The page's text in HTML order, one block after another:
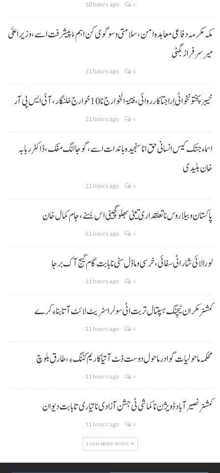
10 hours ago 0
مکہ مکرمہ دفاعی معاہدہ امن، سلامتی و سوگوی کن اہم ءُ پیشرفت اسے،وزیراعلیٰ
میر سرفراز بگٹی
11 hours ago 0
خیبر پختونخوا ٹی اِرا جتا کارروائی، فتنۃ الخوارج نا 10خوارج خلنگار،آئی ایس پی آر
11 hours ago 0
اسماء جتک کیس انسانی حق انا سنجیدہ باندات اسے، گوجالنگ مفک،ڈاکٹر ربابہ
خان بلیدی
11 hours ago 0
پاکستان و بیلاروس نا تعلقداری تیٹی بھلو گچینی اس بسنے، جام کمال خان
11 hours ago 0
لورالائی شار اٹی سفائی، خرسی و ماڈل سٹی نا بابت گام گیج آک برجا
11 hours ago 0
کمشنر مکران ٹیچنگ ہسپتال تربت اٹی سولر اسٹریٹ لائٹ آتا بناءِ کرے
11 hours ago 0
محکمہ ماحولیات گوادر ماحول دوست ڈٹ آتیا کاریم کننگ ءِ، طارق بلوچ
11 hours ago 0
کمشنر نصیر آباد ڈویژن نا کماشی ٹی جشن آزادی نا تیاری تا بابت دیوان
11 hours ago 0
LOAD MORE POSTS